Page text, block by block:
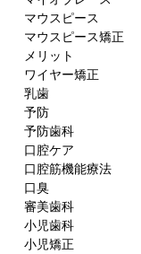
マウスピース
マウスピース矯正
メリット
ワイヤー矯正
乳歯
予防
予防歯科
口腔ケア
口腔筋機能療法
口臭
審美歯科
小児歯科
小児矯正